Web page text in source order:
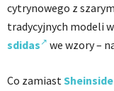
cytrynowego z
tradycyjnych modeli
sdidas
we wzory –
Co zamiastSheinside